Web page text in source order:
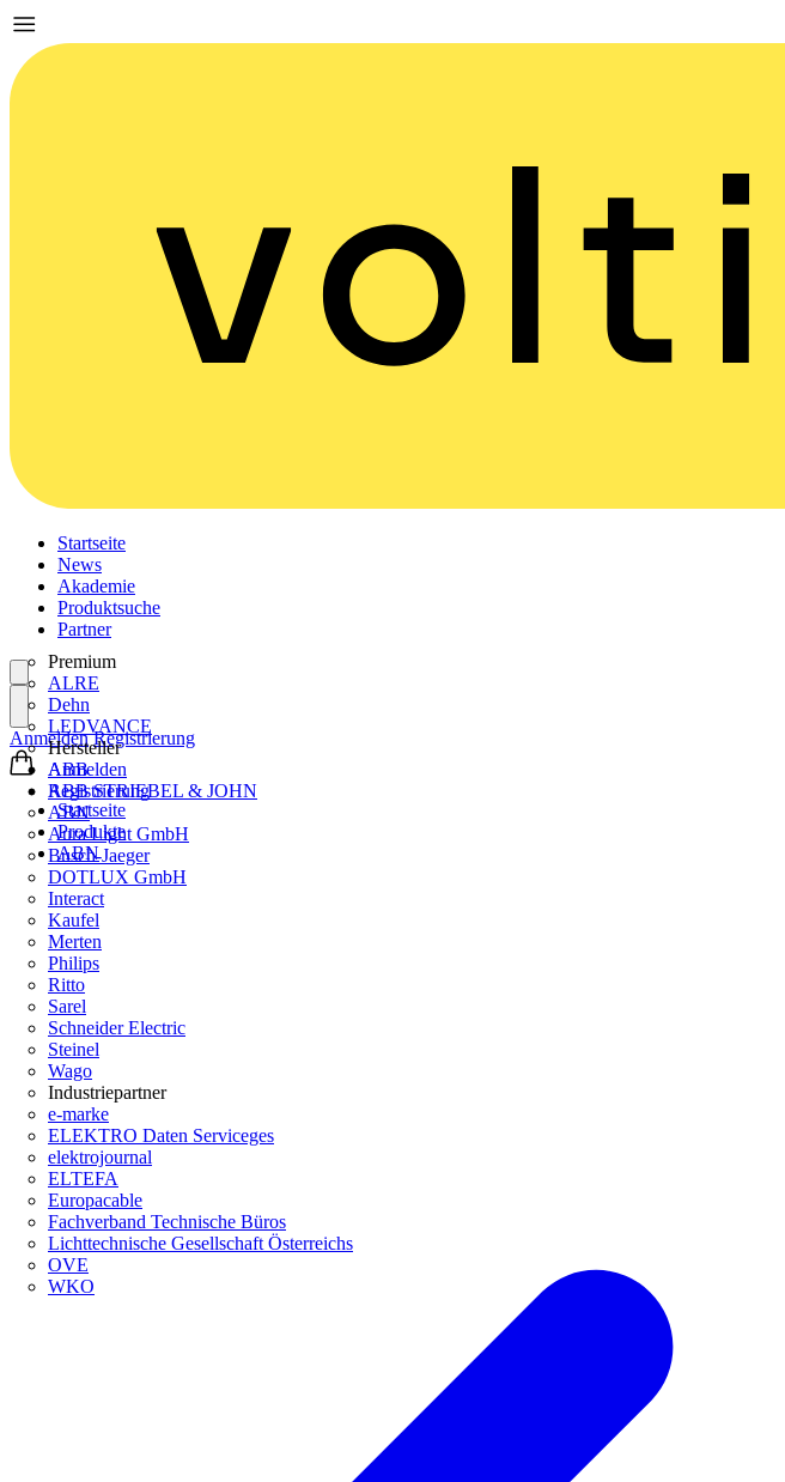
Startseite
News
Akademie
Produktsuche
Partner
Premium
ALRE
Dehn
LEDVANCE
Hersteller
ABB
ABB STRIEBEL & JOHN
ABN
Aura Light GmbH
Busch-Jaeger
DOTLUX GmbH
Interact
Kaufel
Merten
Philips
Ritto
Sarel
Schneider Electric
Steinel
Wago
Industriepartner
e-marke
ELEKTRO Daten Serviceges
elektrojournal
ELTEFA
Europacable
Fachverband Technische Büros
Lichttechnische Gesellschaft Österreichs
OVE
WKO
Anmelden
Registrierung
Anmelden Registrierung
Startseite
Produkte
ABN